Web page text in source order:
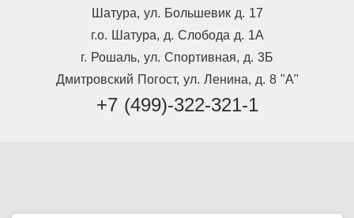
Шатура, ул. Большевик д. 17
г.о. Шатура, д. Слобода д. 1А
г. Рошаль, ул. Спортивная, д. 3Б
Дмитровский Погост, ул. Ленина, д. 8 "А"
+7 (499)-322-321-1